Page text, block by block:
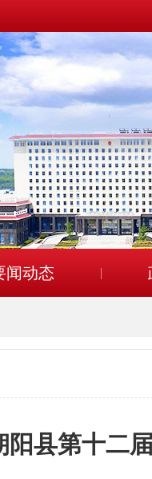
闻动态
县第十二